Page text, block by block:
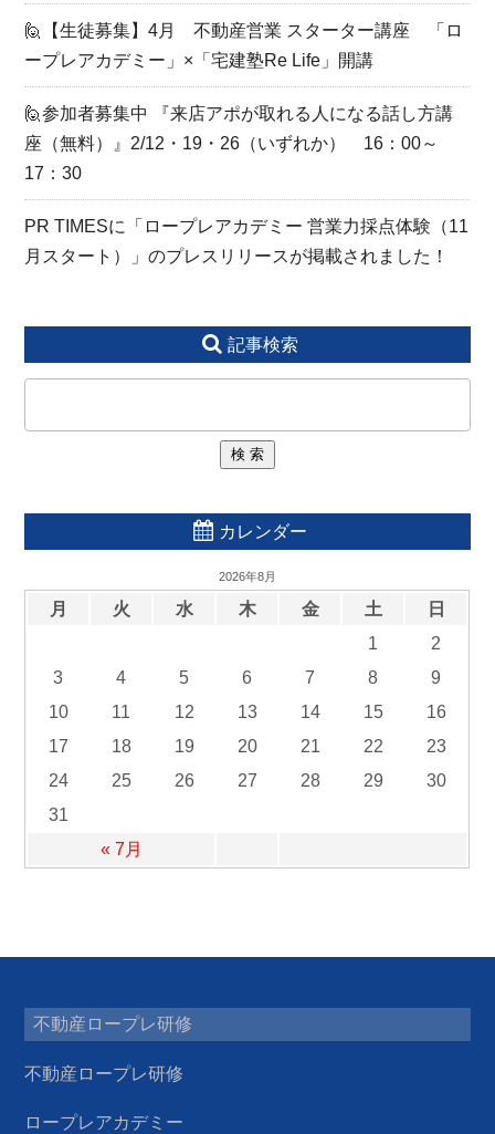
🙋【生徒募集】4月 不動産営業 スターター講座 「ロ
ープレアカデミー」×「宅建塾Re Life」開講
🙋参加者募集中 『来店アポが取れる人になる話し方講
座（無料）』2/12・19・26（いずれか） 16：00～
17：30
PR TIMESに「ロープレアカデミー 営業力採点体験（11
月スタート）」のプレスリリースが掲載されました！
記事検索
カレンダー
2026年8月
月 火 水 木 金 土 日
« 7月
1
2
3
4 5 6 7 8
9
10
11 12 13 14 15
16
17
18 19 20 21 22
23
24
25 26 27 28 29
30
31
不動産ロープレ研修
不動産ロープレ研修
ロープレアカデミー